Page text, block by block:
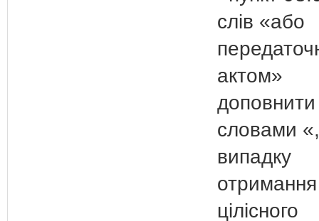
слів «або
актом»
доповнити
словами
випадку
отримання
цілісного